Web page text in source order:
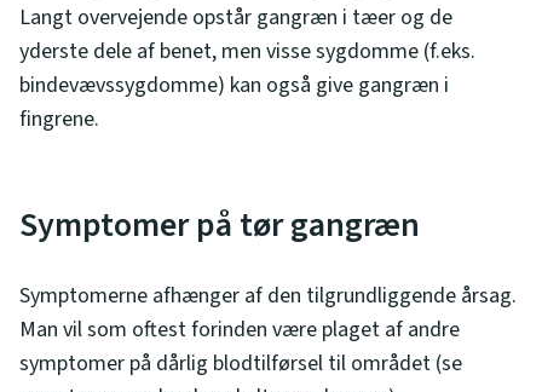
Langt overvejende opstår gangræn i tæer og de
yderste dele af benet, men visse sygdomme (f.eks.
bindevævssygdomme) kan også give gangræn i
fingrene.
Symptomer på tør gangræn
Symptomerne afhænger af den tilgrundliggende årsag.
Man vil som oftest forinden være plaget af andre
symptomer på dårlig blodtilførsel til området (se